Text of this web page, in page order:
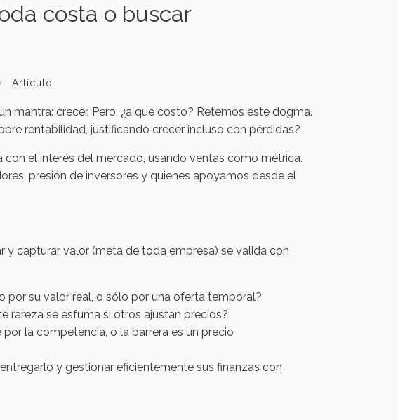
costa o buscar
Artículo
mantra: crecer. Pero, ¿a qué costo? Retemos este dogma.
rentabilidad, justificando crecer incluso con pérdidas?
con el interés del mercado, usando ventas como métrica.
presión de inversores y quienes apoyamos desde el
y capturar valor (meta de toda empresa) se valida con
por su valor real, o sólo por una oferta temporal?
rareza se esfuma si otros ajustan precios?
la competencia, o la barrera es un precio
y gestionar eficientemente sus finanzas con